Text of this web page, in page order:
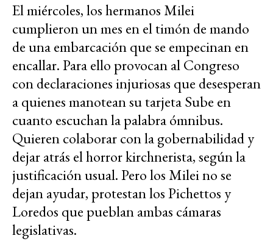
El miércoles, los hermanos Milei
cumplieron un mes en el timón de mando
de una embarcación que se empecinan en
encallar. Para ello provocan al Congreso
con declaraciones injuriosas que desesperan
a quienes manotean su tarjeta Sube en
cuanto escuchan la palabra ómnibus.
Quieren colaborar con la gobernabilidad y
dejar atrás el horror kirchnerista, según la
justificación usual. Pero los Milei no se
dejan ayudar, protestan los Pichettos y
Loredos que pueblan ambas cámaras
legislativas.